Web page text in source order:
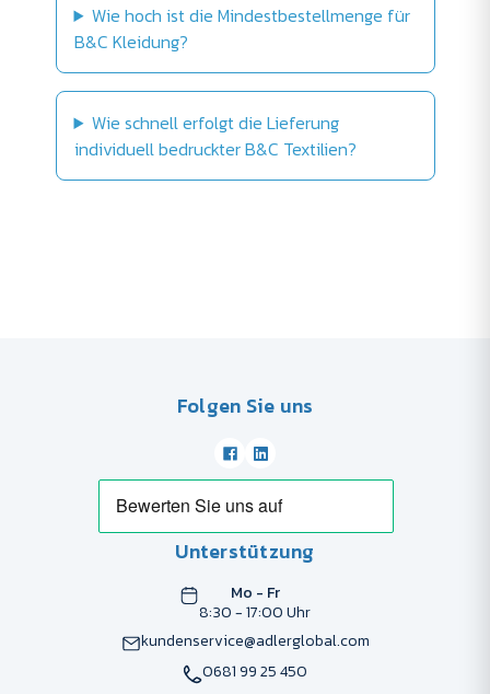
Wie hoch ist die Mindestbestellmenge für
B&C Kleidung?
Wie schnell erfolgt die Lieferung
individuell bedruckter B&C Textilien?
Folgen Sie uns
Unterstützung
Mo - Fr
8:30 - 17:00 Uhr
kundenservice@adlerglobal.com
0681 99 25 450